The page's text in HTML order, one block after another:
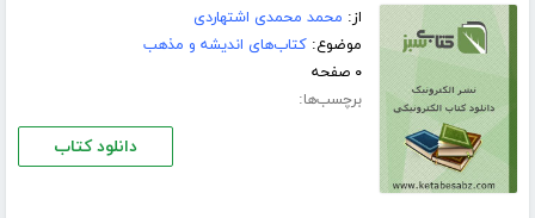
از: محمد محمدى اشتهاردى
موضوع:کتاب‌های اندیشه و مذهب
۰ صفحه
برچسب‌ها:
دانلود کتاب